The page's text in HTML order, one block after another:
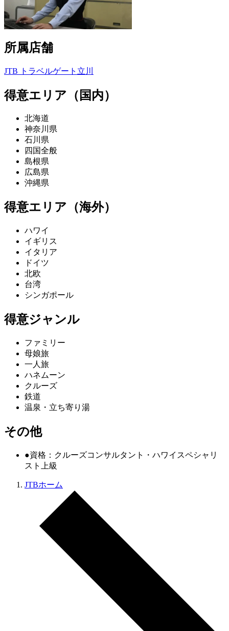
所属店舗
JTB トラベルゲート立川
得意エリア（国内）
北海道
神奈川県
石川県
四国全般
島根県
広島県
沖縄県
得意エリア（海外）
ハワイ
イギリス
イタリア
ドイツ
北欧
台湾
シンガポール
得意ジャンル
ファミリー
母娘旅
一人旅
ハネムーン
クルーズ
鉄道
温泉・立ち寄り湯
その他
●資格：クルーズコンサルタント・ハワイスペシャリ
スト上級
JTBホーム